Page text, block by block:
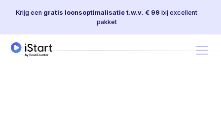
Krijg een gratis loonsoptimalisatie t.w.v. € 99 bij excellent
pakket